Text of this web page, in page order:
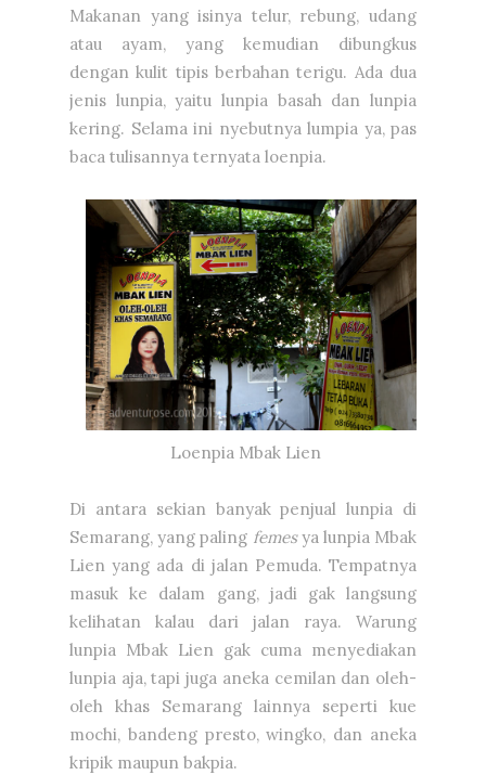
Makanan yang isinya telur, rebung, udang
atau ayam, yang kemudian dibungkus
dengan kulit tipis berbahan terigu. Ada dua
jenis lunpia, yaitu lunpia basah dan lunpia
kering. Selama ini nyebutnya lumpia ya, pas
baca tulisannya ternyata loenpia.
Loenpia Mbak Lien
Di antara sekian banyak penjual lunpia di
Semarang, yang paling femesya lunpia Mbak
Lien yang ada di jalan Pemuda. Tempatnya
masuk ke dalam gang, jadi gak langsung
kelihatan kalau dari jalan raya. Warung
lunpia Mbak Lien gak cuma menyediakan
lunpia aja, tapi juga aneka cemilan dan oleh-
oleh khas Semarang lainnya seperti kue
mochi, bandeng presto, wingko, dan aneka
kripik maupun bakpia.